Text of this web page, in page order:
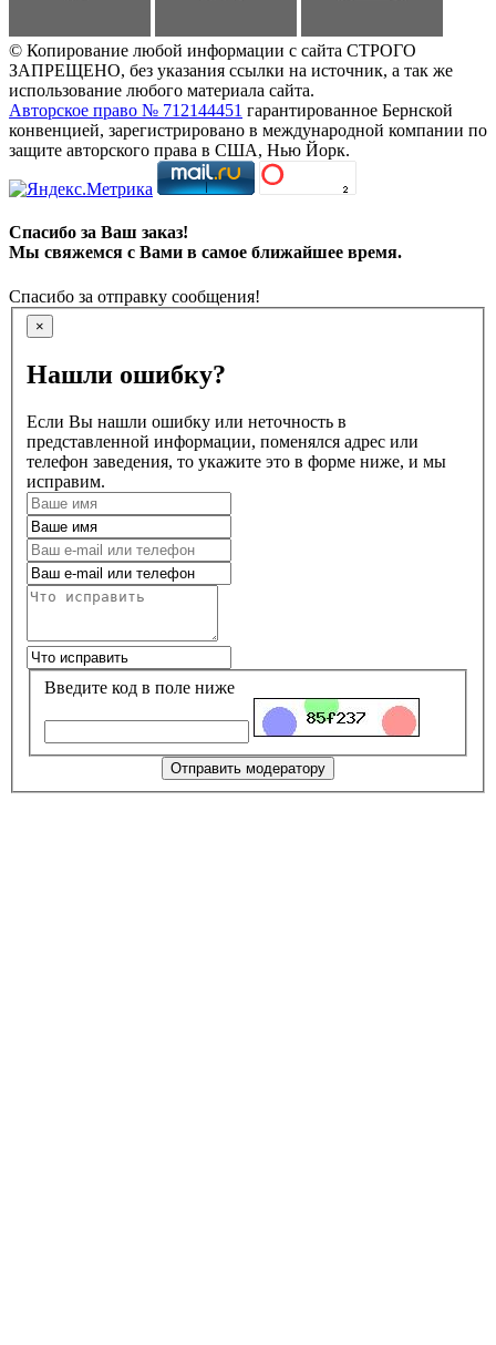
© Копирование любой информации с сайта СТРОГО
ЗАПРЕЩЕНО, без указания ссылки на источник, а так же
использование любого материала сайта.
Авторское право № 712144451 гарантированное Бернской
конвенцией, зарегистрировано в международной компании по
защите авторского права в США, Нью Йорк.
Спасибо за Ваш заказ!
Мы свяжемся с Вами в самое ближайшее время.
Спасибо за отправку сообщения!
×
Нашли ошибку?
Если Вы нашли ошибку или неточность в
представленной информации, поменялся адрес или
телефон заведения, то укажите это в форме ниже, и мы
исправим.
Введите код в поле ниже
Отправить модератору